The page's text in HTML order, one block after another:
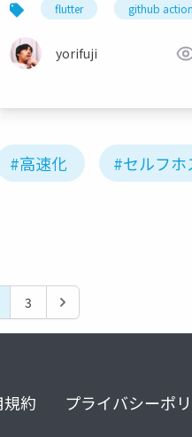
flutter github
yorifuji
#高速化 #セルフホ
3
約 プライバシーポ